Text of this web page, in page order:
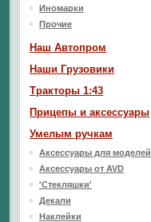
Иномарки
Прочие
Наш Aвтопром
Наши Грузовики
Тракторы 1:43
Прицепы и аксессуары
Умелым ручкам
Аксессуары для моделей
Аксессуары от AVD
'Стекляшки'
Декали
Наклейки